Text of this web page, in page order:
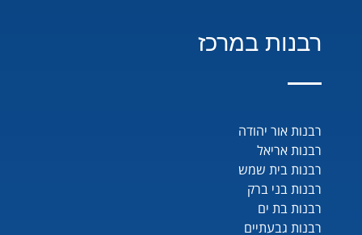
רבנות במרכז
רבנות אור יהודה
רבנות אריאל
רבנות בית שמש
רבנות בני ברק
רבנות בת ים
רבנות גבעתיים